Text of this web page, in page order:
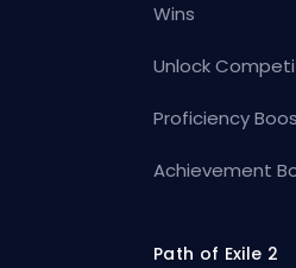
Wins
Unlock
Proficiency
Achievement
Path of Exile 2